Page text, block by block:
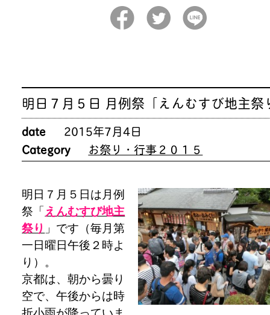
明日７月５日 月例祭「えんむすび地主祭
date
2015年7月4日
Category
お祭り・行事２０１５
明日７月５日は月例
祭「 えんむすび地主
祭り 」です（毎月第
一日曜日午後２時よ
り）。
京都は、朝から曇り
空で、午後からは時